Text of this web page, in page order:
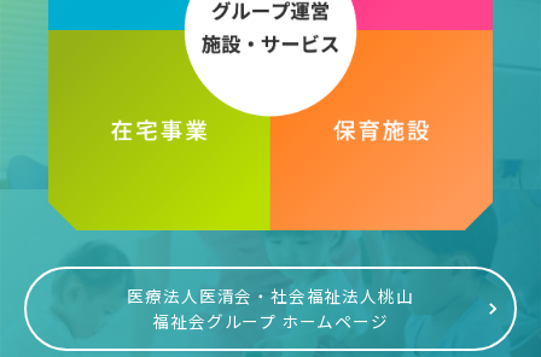
医療法人医清会・社会福祉法人桃山
福祉会グループ ホームページ